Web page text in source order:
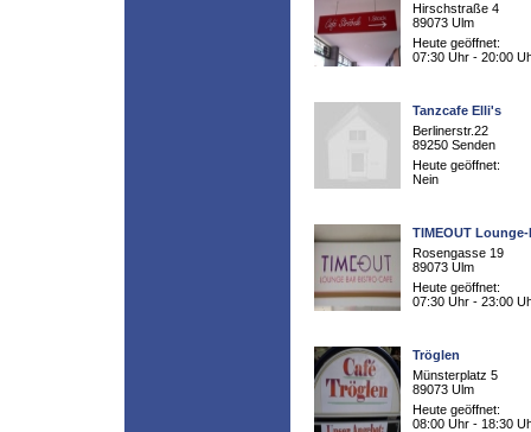
Hirschstraße 4
89073 Ulm
Heute geöffnet:
07:30 Uhr - 20:00
Tanzcafe Elli's
Berlinerstr.22
89250 Senden
Heute geöffnet:
Nein
TIMEOUT
Rosengasse 19
89073 Ulm
Heute geöffnet:
07:30 Uhr - 23:00
Tröglen
Münsterplatz 5
89073 Ulm
Heute geöffnet:
08:00 Uhr - 18:30